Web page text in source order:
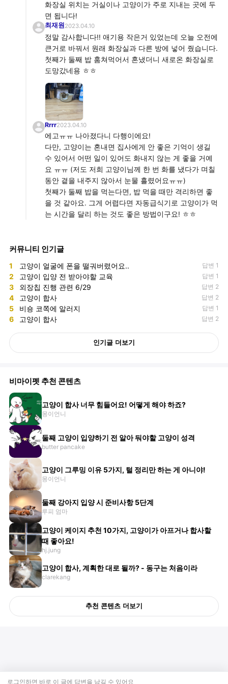
화장실 위치는 거실이나 고양이가 주로 지내는 곳에 두
면 됩니다!
최재원2023.04.10
정말 감사합니다!! 애기용 작은거 있었는데 오늘 오전에
큰거로 바꿔서 원래 화장실과 다른 방에 넣어 줬습니다.
첫째가 둘째 밥 훔쳐먹어서 혼냈더니 새로온 화장실로
도망갔네용 ㅎㅎ
Rrrr2023.04.10
에고ㅠㅠ 나아졌다니 다행이에요!
다만, 고양이는 혼내면 집사에게 안 좋은 기억이 생길
수 있어서 어떤 일이 있어도 화내지 않는 게 좋을 거예
요 ㅠㅠ (저도 저희 고양이님께 한 번 화를 냈다가 며칠
동안 곁을 내주지 않아서 눈물 흘렸어요ㅠㅠ)
첫째가 둘째 밥을 먹는다면, 밥 먹을 때만 격리하면 좋
을 것 같아요. 그게 어렵다면 자동급식기로 고양이가 먹
는 시간을 달리 하는 것도 좋은 방법이구요! ㅎㅎ
커뮤니티 인기글
1 고양이 얼굴에 폰을 떨궈버렸어요.. 답변 1
2 고양이 입양 전 받아야할 교육 답변 1
3 외장칩 진행 관련 6/29 답변 2
4 고양이 합사 답변 2
5 비숑 코쪽에 알러지 답변 1
6 고양이 합사 답변 2
인기글 더보기
비마이펫 추천 콘텐츠
고양이 합사 너무 힘들어요! 어떻게 해야 하죠?
몽이언니
둘째 고양이 입양하기 전 알아 둬야할 고양이 성격
butter pancake
고양이 그루밍 이유 5가지, 털 정리만 하는 게 아니야!
몽이언니
둘째 강아지 입양 시 준비사항 5단계
루피 엄마
고양이 케이지 추천 10가지, 고양이가 아프거나 합사할
때 좋아요!
hj.jung
고양이 합사, 계획한 대로 될까? - 동구는 처음이라
clarekang
추천 콘텐츠 더보기
로그인하면 바로 이 글에 답변 을 남길 수 있어요